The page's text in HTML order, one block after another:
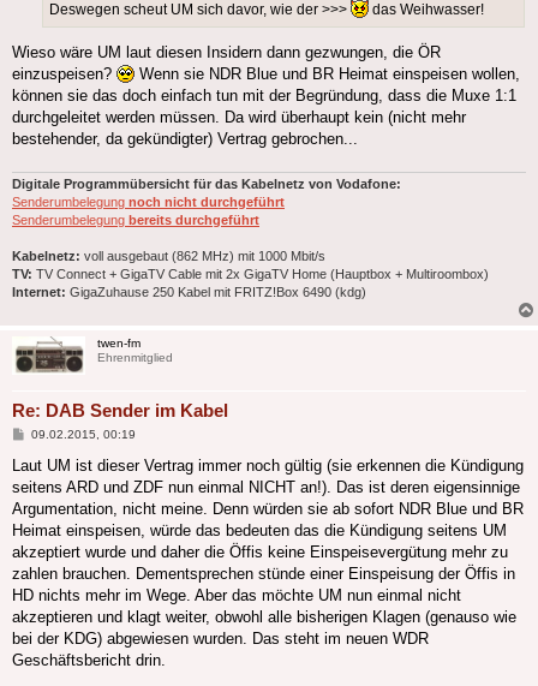
Deswegen scheut UM sich davor, wie der >>>
das Weihwasser!
Wieso wäre UM laut diesen Insidern dann gezwungen, die ÖR
einzuspeisen?
Wenn sie NDR Blue und BR Heimat einspeisen wollen,
können sie das doch einfach tun mit der Begründung, dass die Muxe 1:1
durchgeleitet werden müssen. Da wird überhaupt kein (nicht mehr
bestehender, da gekündigter) Vertrag gebrochen...
Digitale Programmübersicht für das Kabelnetz von Vodafone:
Senderumbelegung noch nicht durchgeführt
Senderumbelegung bereits durchgeführt
Kabelnetz: voll ausgebaut (862 MHz) mit 1000 Mbit/s
TV: TV Connect + GigaTV Cable mit 2x GigaTV Home (Hauptbox + Multiroombox)
Internet: GigaZuhause 250 Kabel mit FRITZ!Box 6490 (kdg)
twen-fm
Ehrenmitglied
Re: DAB Sender im Kabel
Beitrag
09.02.2015, 00:19
Laut UM ist dieser Vertrag immer noch gültig (sie erkennen die Kündigung
seitens ARD und ZDF nun einmal NICHT an!). Das ist deren eigensinnige
Argumentation, nicht meine. Denn würden sie ab sofort NDR Blue und BR
Heimat einspeisen, würde das bedeuten das die Kündigung seitens UM
akzeptiert wurde und daher die Öffis keine Einspeisevergütung mehr zu
zahlen brauchen. Dementsprechen stünde einer Einspeisung der Öffis in
HD nichts mehr im Wege. Aber das möchte UM nun einmal nicht
akzeptieren und klagt weiter, obwohl alle bisherigen Klagen (genauso wie
bei der KDG) abgewiesen wurden. Das steht im neuen WDR
Geschäftsbericht drin.